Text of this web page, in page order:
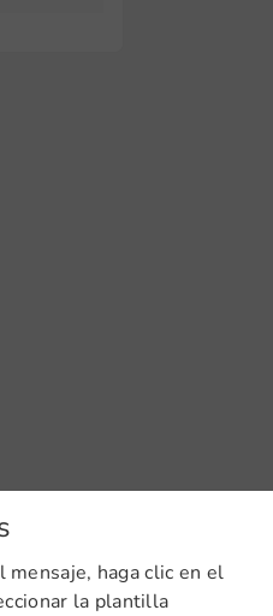
mensaje, haga clic en el
la plantilla